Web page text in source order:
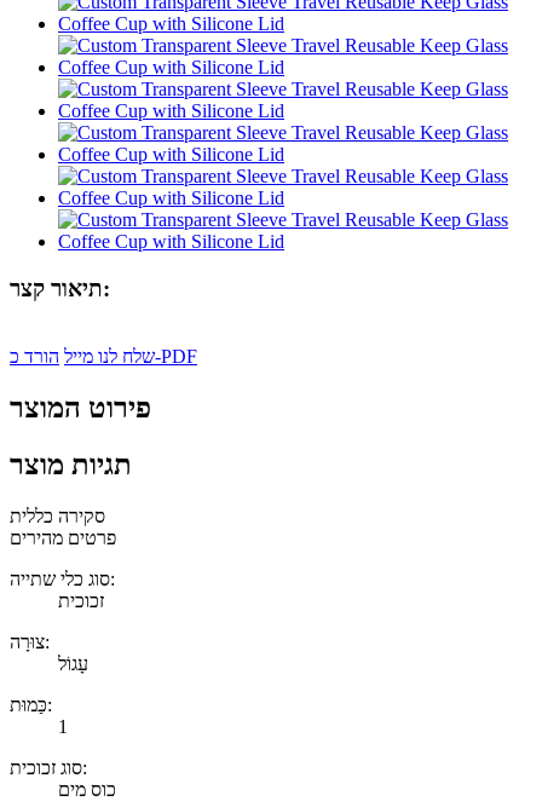
תיאור קצר:
שלח לנו מיילהורד כ-PDF
פירוט המוצר
תגיות מוצר
סקירה כללית
פרטים מהירים
סוג כלי שתייה:
זכוכית
צוּרָה:
עָגוֹל
כַּמוּת:
1
סוג זכוכית:
כוס מים